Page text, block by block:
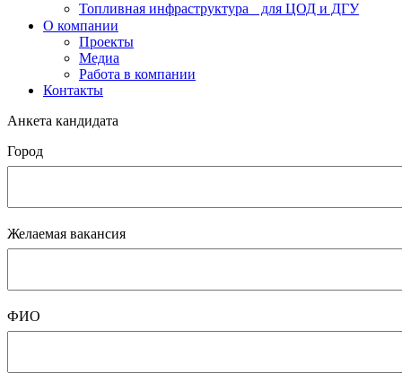
Топливная инфраструктура для ЦОД и ДГУ
О компании
Проекты
Медиа
Работа в компании
Контакты
Анкета кандидата
Город
Желаемая вакансия
ФИО